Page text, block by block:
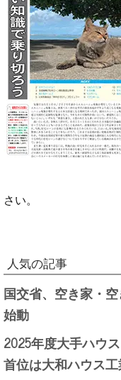
さい。
人気の記事
国交省、空き家・
始動
2025年度大手ハウ
首位は大和ハウス